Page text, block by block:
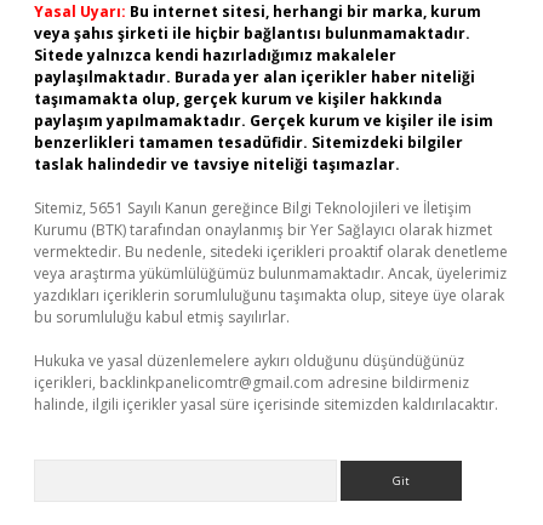
Yasal Uyarı: Bu internet sitesi, herhangi bir marka, kurum
veya şahıs şirketi ile hiçbir bağlantısı bulunmamaktadır.
Sitede yalnızca kendi hazırladığımız makaleler
paylaşılmaktadır. Burada yer alan içerikler haber niteliği
taşımamakta olup, gerçek kurum ve kişiler hakkında
paylaşım yapılmamaktadır. Gerçek kurum ve kişiler ile isim
benzerlikleri tamamen tesadüfidir. Sitemizdeki bilgiler
taslak halindedir ve tavsiye niteliği taşımazlar.
Sitemiz, 5651 Sayılı Kanun gereğince Bilgi Teknolojileri ve İletişim
Kurumu (BTK) tarafından onaylanmış bir Yer Sağlayıcı olarak hizmet
vermektedir. Bu nedenle, sitedeki içerikleri proaktif olarak denetleme
veya araştırma yükümlülüğümüz bulunmamaktadır. Ancak, üyelerimiz
yazdıkları içeriklerin sorumluluğunu taşımakta olup, siteye üye olarak
bu sorumluluğu kabul etmiş sayılırlar.
Hukuka ve yasal düzenlemelere aykırı olduğunu düşündüğünüz
içerikleri, backlinkpanelicomtr@gmail.com adresine bildirmeniz
halinde, ilgili içerikler yasal süre içerisinde sitemizden kaldırılacaktır.